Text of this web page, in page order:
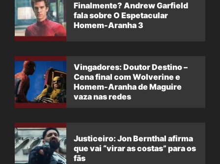
Finalmente? Andrew Garfield
fala sobre O Espetacular
Homem-Aranha 3
Vingadores: Doutor Destino –
Cena final com Wolverine e
Homem-Aranha de Maguire
vaza nas redes
Justiceiro: Jon Bernthal afirma
que vai “virar as costas” para os
fãs